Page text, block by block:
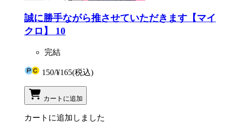
誠に勝手ながら推させていただきます【マイ
クロ】 10
完結
150/¥165(税込)
カートに追加
カートに追加しました